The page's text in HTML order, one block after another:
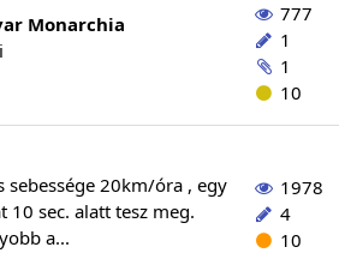
Monarchia
777
1
1
10
sebessége 20km/óra , egy
10 sec. alatt tesz meg.
a...
1978
4
10